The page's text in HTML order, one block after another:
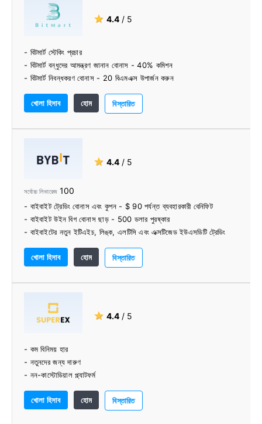
★ 4.4 / 5
- বিটমার্ট স্টেকিং প্রচার
- বিটমার্ট বন্ধুদের আমন্ত্রণ জানান বোনাস - 40% কমিশন
- বিটমার্ট নিবন্ধকরণ বোনাস - 20 বিএমএক্স উপার্জন করুন
খোলা হিসাব হোম বিস্তারিত
★ 4.4 / 5
সর্বোচ্চ লিভারেজ 100
- বাইবাইট ট্রেডিং বোনাস এবং কুপন - $ 90 পর্যন্ত ব্যবহারকারী বেনিফিট
- বাইবাইট উইন বিগ বোনাস ছাড় - 500 ডলার পুরষ্কার
- বাইবাইটের নতুন ইটিএইচ, লিঙ্ক, এলটিসি এবং এক্সটিজেড ইউএসডিটি ট্রেডিং
খোলা হিসাব
হোম বিস্তারিত
★ 4.4 / 5
- কম বিনিময় হার
- নতুনদের জন্য দারুণ
- নন-কাস্টোডিয়াল প্ল্যাটফর্ম
- চমৎকার গ্রাহক সমর্থন
খোলা হিসাব হোম বিস্তারিত